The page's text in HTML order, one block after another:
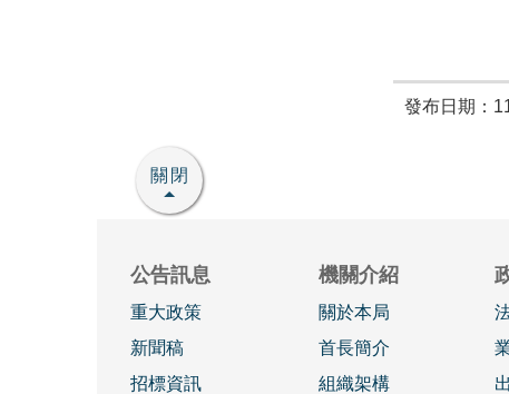
發布日期：
關閉
公告訊息
重大政策
新聞稿
招標資訊
機關介紹
關於本局
首長簡介
組織架構